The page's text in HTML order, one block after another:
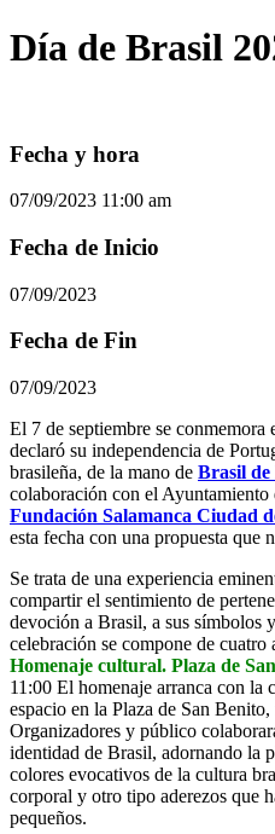
Día de Brasil
Fecha y hora
07/09/2023 11:00 am
Fecha de Inicio
07/09/2023
Fecha de Fin
07/09/2023
El 7 de septiembre se
declaró su independencia de
brasileña, de la mano de Brasil de
colaboración con el Ayuntamiento
Fundación Salamanca Ciudad
esta fecha con una propuesta que
Se trata de una experiencia
compartir el sentimiento de
devoción a Brasil, a sus símbolos
celebración se compone de cuatro
Homenaje cultural. Plaza de
11:00 El homenaje arranca con la
espacio en la Plaza de San
Organizadores y público
identidad de Brasil, adornando la
colores evocativos de la cultura
corporal y otro tipo aderezos que
pequeños.